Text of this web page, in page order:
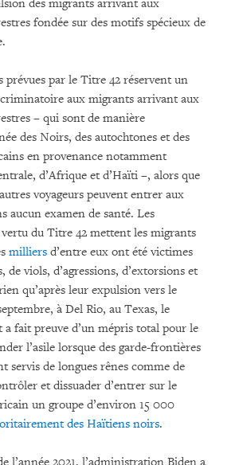
des migrants arrivant aux
fondée sur des motifs spécieux de
prévues par le Titre 42 réservent un
aux migrants arrivant aux
– qui sont de manière
des Noirs, des autochtones et des
en provenance notamment
d’Afrique et d’Haïti –, alors que
voyageurs peuvent entrer aux
aucun examen de santé. Les
du Titre 42 mettent les migrants
milliers d’entre eux ont été victimes
de viols, d’agressions, d’extorsions et
qu’après leur expulsion vers le
à Del Rio, au Texas, le
a fait preuve d’un mépris total pour le
l’asile lorsque des garde-frontières
servis de longues rênes comme de
et dissuader d’entrer sur le
un groupe d’environ 15 000
des Haïtiens noirs.